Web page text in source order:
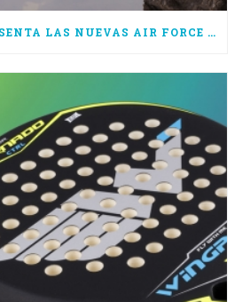
WINGPADEL PRESENTA LAS NUEVAS AIR FORCE 3.0